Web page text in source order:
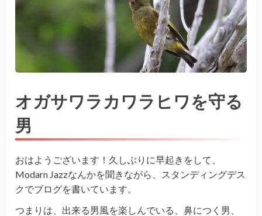
オガサワラカワラヒワを守る
男
おはようございます！久しぶりに早起きをして、
Modarn Jazzなんかを聞きながら、スタンディングデス
クでブログを書いています。
つまりは、出来る男風を楽しんでいる、鼻につく男、